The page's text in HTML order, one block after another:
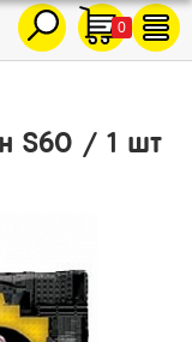
0
S60 / 1 шт